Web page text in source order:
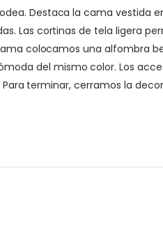
Destaca la cama vestida
Las cortinas de tela ligera
colocamos una alfombra
del mismo color. Los
terminar, cerramos la